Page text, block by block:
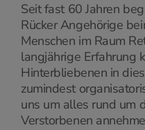
Seit fast 60 Jahren
Rücker Angehörige
Menschen im Raum
langjährige Erfahrung
Hinterbliebenen in
zumindest
uns um alles rund um
Verstorbenen